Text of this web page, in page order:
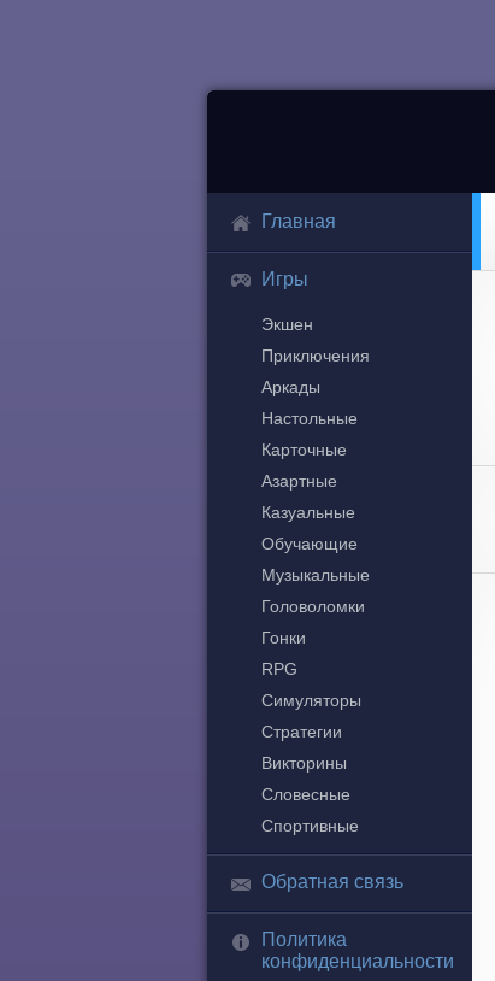
Главная
Игры
Экшен
Приключения
Аркады
Настольные
Карточные
Азартные
Казуальные
Обучающие
Музыкальные
Головоломки
Гонки
RPG
Симуляторы
Стратегии
Викторины
Словесные
Спортивные
Обратная связь
Политика
конфиденциальности